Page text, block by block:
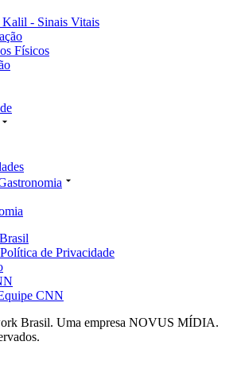
Kalil - Sinais Vitais
Físicos
de Privacidade
CNN
Brasil. Uma empresa NOVUS MÍDIA.